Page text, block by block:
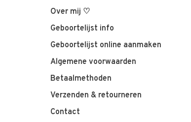
Over mij ♡
Geboortelijst info
Geboortelijst online aanmaken
Algemene voorwaarden
Betaalmethoden
Verzenden & retourneren
Contact